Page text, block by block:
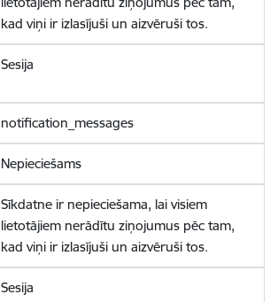
kad viņi ir izlasījuši un aizvēruši tos.
Sesija
notification_messages
Nepieciešams
Sīkdatne ir nepieciešama, lai visiem
lietotājiem nerādītu ziņojumus pēc tam,
kad viņi ir izlasījuši un aizvēruši tos.
Sesija